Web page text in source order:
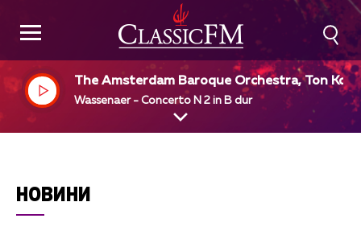
The Amsterdam Baroque Orchestra, Ton
man
Wassenaer - Concerto N 2 in B dur
НОВИНИ